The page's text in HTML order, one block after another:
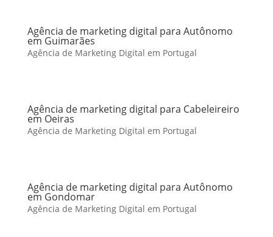
Agência de marketing digital para Autônomo
em Guimarães
Agência de Marketing Digital em Portugal
Agência de marketing digital para Cabeleireiro
em Oeiras
Agência de Marketing Digital em Portugal
Agência de marketing digital para Autônomo
em Gondomar
Agência de Marketing Digital em Portugal